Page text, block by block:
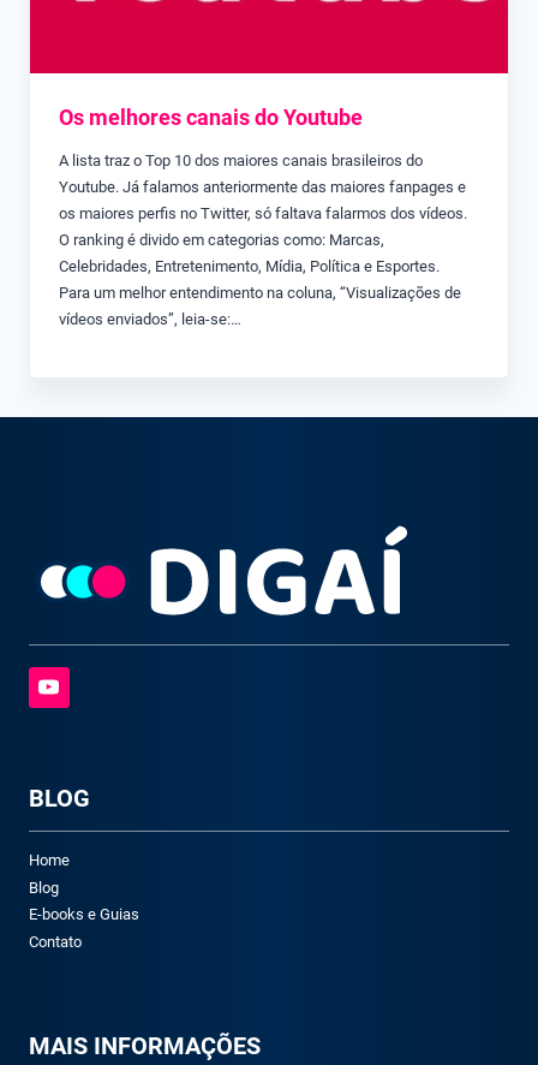
Os melhores canais do Youtube
A lista traz o Top 10 dos maiores canais brasileiros do
Youtube. Já falamos anteriormente das maiores fanpages e
os maiores perfis no Twitter, só faltava falarmos dos vídeos.
O ranking é divido em categorias como: Marcas,
Celebridades, Entretenimento, Mídia, Política e Esportes.
Para um melhor entendimento na coluna, “Visualizações de
vídeos enviados”, leia-se:…
BLOG
Home
Blog
E-books e Guias
Contato
MAIS INFORMAÇÕES